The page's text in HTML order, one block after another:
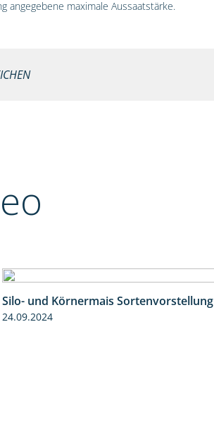
angegebene maximale Aussaatstärke.
Silo- und Körnermais Sortenvorstellung
24.09.2024